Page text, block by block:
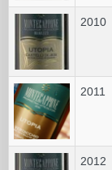
2010
2011
2012